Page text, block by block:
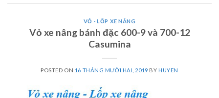
VỎ - LỐP XE NÂNG
Vỏ xe nâng bánh đặc 600-9 và 700-12
Casumina
POSTED ON 16 THÁNG MƯỜI HAI, 2019 BY HUYEN